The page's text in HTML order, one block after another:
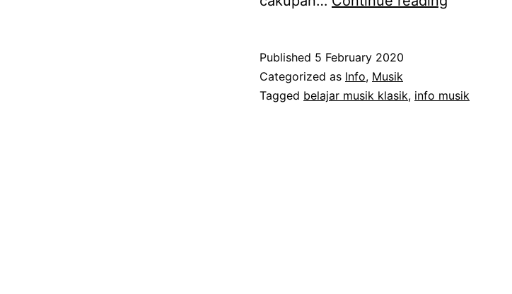
Klasik
Published 5 February 2020
Categorized as Info, Musik
Tagged belajar musik klasik, info musik